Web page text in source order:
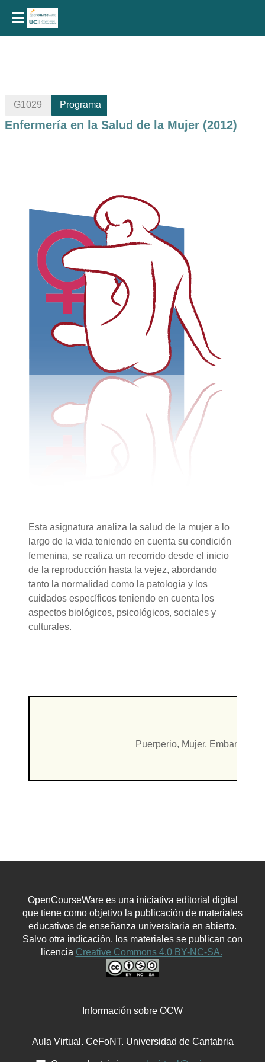
G1029 Programa
Enfermería en la Salud de la Mujer (2012)
Perfilado de sección
Esta asignatura analiza la salud de la mujer a lo
largo de la vida teniendo en cuenta su condición
femenina, se realiza un recorrido desde el inicio
de la reproducción hasta la vejez, abordando
tanto la normalidad como la patología y los
cuidados específicos teniendo en cuenta los
aspectos biológicos, psicológicos, sociales y
culturales.
Puerperio, Mujer, Embarazo,
OpenCourseWare es una iniciativa editorial digital
que tiene como objetivo la publicación de materiales
educativos de enseñanza universitaria en abierto.
Salvo otra indicación, los materiales se publican con
licencia Creative Commons 4.0 BY-NC-SA.
Información sobre OCW
Aula Virtual. CeFoNT. Universidad de Cantabria